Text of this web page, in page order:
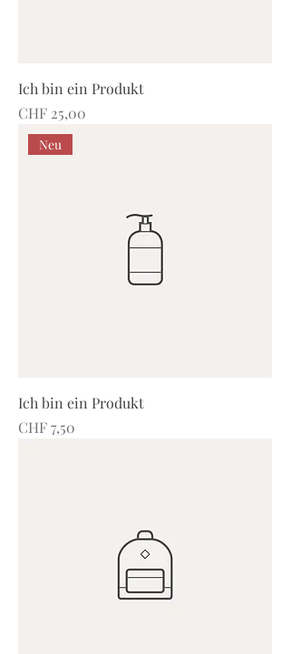
Ich bin ein Produkt
Preis
CHF 25,00
Neu
Ich bin ein Produkt
Preis
CHF 7,50